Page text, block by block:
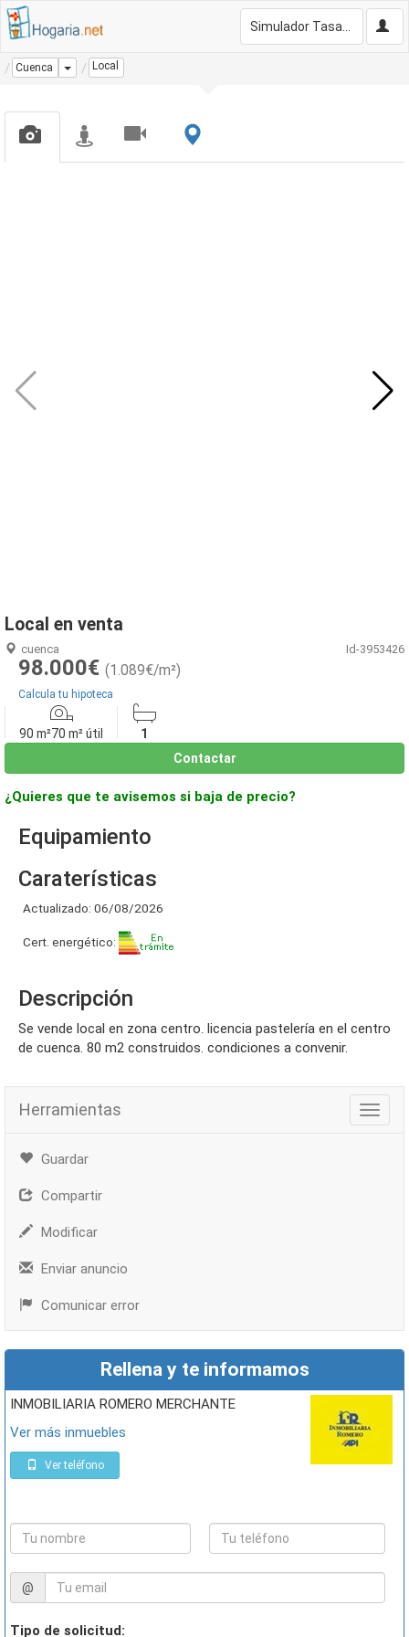
Cuenca Dropdown
Local
Local en venta
cuenca Id-3953426
98.000€ (1.089€/m²)
Calcula tu hipoteca
90 m²70 m² útil
1
Contactar
¿Quieres que te avisemos si baja de precio?
Equipamiento
Caraterísticas
Actualizado: 06/08/2026
Cert. energético:
Descripción
se vende local en zona centro. licencia pastelería en el centro
de cuenca. 80 m2 construidos. condiciones a convenir.
Herramientas
Guardar
Compartir
Modificar
Enviar anuncio
Comunicar error
Rellena y te informamos
INMOBILIARIA ROMERO MERCHANTE
Ver más inmuebles
Ver teléfono
@
Tipo de solicitud: